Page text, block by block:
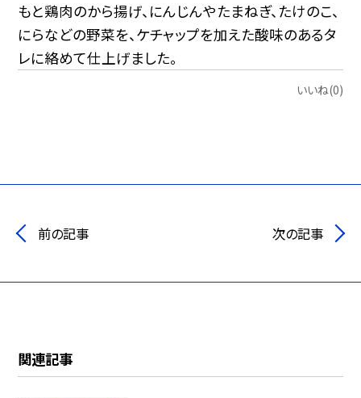
もと鶏肉のから揚げ、にんじんやたまねぎ、たけのこ、
にらなどの野菜を、ケチャップを加えた酸味のあるタ
レに絡めて仕上げました。
いいね(0)
前の記事 次の記事
関連記事